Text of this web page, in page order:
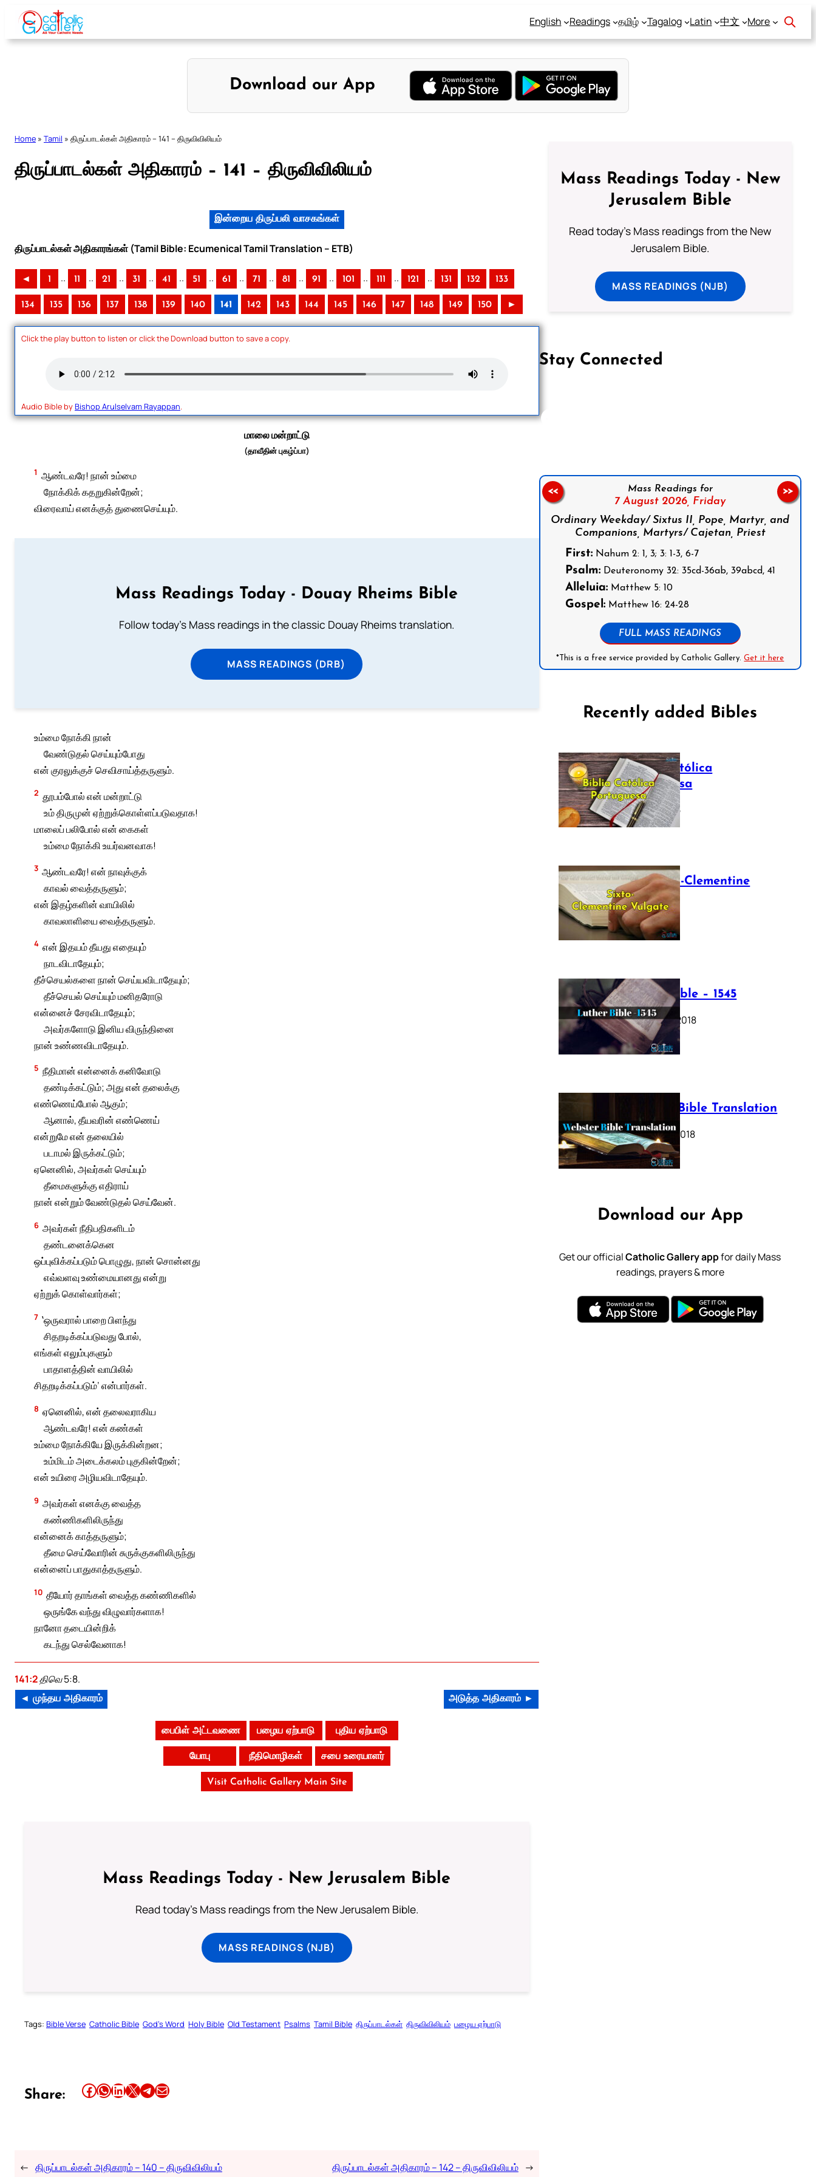
Skip
content
English Readings தமிழ் Tagalog Latin 中文 More
Download our App
Home » Tamil » திருப்பாடல்கள் அதிகாரம் – 141 – திருவிவிலியம்
திருப்பாடல்கள் அதிகாரம் – 141 – திருவிவிலியம்
இன்றைய திருப்பலி வாசகங்கள்
திருப்பாடல்கள் அதிகாரங்கள் (Tamil Bible: Ecumenical Tamil Translation – ETB)
◄ 1 .. 11 .. 21 .. 31 .. 41 .. 51 .. 61 .. 71 .. 81 .. 91 .. 101 .. 111 .. 121 .. 131 132 133
134 135 136 137 138 139 140 141 142 143 144 145 146 147 148 149 150 ►
Click the play button to listen or click the Download button to save a copy.
Audio Bible byBishop Arulselvam Rayappan.
மாலை மன்றாட்டு
(தாவீதின் புகழ்ப்பா)
1 ஆண்டவரே! நான் உம்மை
நோக்கிக் கதறுகின்றேன்;
விரைவாய் எனக்குத் துணைசெய்யும்.
Mass Readings Today - Douay Rheims Bible
Follow today's Mass readings in the classic Douay Rheims translation.
MASS READINGS (DRB)
உம்மை நோக்கி நான்
வேண்டுதல் செய்யும்போது
என் குரலுக்குச் செவிசாய்த்தருளும்.
2 தூபம்போல் என் மன்றாட்டு
உம் திருமுன் ஏற்றுக்கொள்ளப்படுவதாக!
மாலைப் பலிபோல் என் கைகள்
உம்மை நோக்கி உயர்வனவாக!
3 ஆண்டவரே! என் நாவுக்குக்
காவல் வைத்தருளும்;
என் இதழ்களின் வாயிலில்
காவலாளியை வைத்தருளும்.
4 என் இதயம் தீயது எதையும்
நாடவிடாதேயும்;
தீச்செயல்களை நான் செய்யவிடாதேயும்;
தீச்செயல் செய்யும் மனிதரோடு
என்னைச் சேரவிடாதேயும்;
அவர்களோடு இனிய விருந்தினை
நான் உண்ணவிடாதேயும்.
5 நீதிமான் என்னைக் கனிவோடு
தண்டிக்கட்டும்; அது என் தலைக்கு
எண்ணெய்போல் ஆகும்;
ஆனால், தீயவரின் எண்ணெய்
என்றுமே என் தலையில்
படாமல் இருக்கட்டும்;
ஏனெனில், அவர்கள் செய்யும்
தீமைகளுக்கு எதிராய்
நான் என்றும் வேண்டுதல் செய்வேன்.
6 அவர்கள் நீதிபதிகளிடம்
தண்டனைக்கென
ஒப்புவிக்கப்படும் பொழுது, நான் சொன்னது
எவ்வளவு உண்மையானது என்று
ஏற்றுக் கொள்வார்கள்;
7 ‛ஒருவரால் பாறை பிளந்து
சிதறடிக்கப்படுவது போல்,
எங்கள் எலும்புகளும்
பாதாளத்தின் வாயிலில்
சிதறடிக்கப்படும்’ என்பார்கள்.
8 ஏனெனில், என் தலைவராகிய
ஆண்டவரே! என் கண்கள்
உம்மை நோக்கியே இருக்கின்றன;
உம்மிடம் அடைக்கலம் புகுகின்றேன்;
என் உயிரை அழியவிடாதேயும்.
9 அவர்கள் எனக்கு வைத்த
கண்ணிகளிலிருந்து
என்னைக் காத்தருளும்;
தீமை செய்வோரின் சுருக்குகளிலிருந்து
என்னைப் பாதுகாத்தருளும்.
10 தீயோர் தாங்கள் வைத்த கண்ணிகளில்
ஒருங்கே வந்து விழுவார்களாக!
நானோ தடையின்றிக்
கடந்து செல்வேனாக!
141:2திவெ 5:8.
◄ முந்தய அதிகாரம் அடுத்த அதிகாரம் ►
பைபிள் அட்டவணை பழைய ஏற்பாடு புதிய ஏற்பாடு
யோபு நீதிமொழிகள் சபை உரையாளர்
Visit Catholic Gallery Main Site
Mass Readings Today - New Jerusalem Bible
Read today's Mass readings from the New Jerusalem Bible.
MASS READINGS (NJB)
Tags: Bible Verse Catholic Bible God’s Word Holy Bible Old Testament Psalms Tamil Bible திருப்பாடல்கள் திருவிவிலியம் பழைய ஏற்பாடு
Share: Share this article on Facebook Share this article on WhatsApp Share this article on LinkedIn Share this article on X Share this article on TelegramEmail this Article
← திருப்பாடல்கள் அதிகாரம் – 140 – திருவிவிலியம் திருப்பாடல்கள் அதிகாரம் – 142 – திருவிவிலியம் →
Mass Readings Today - New
Jerusalem Bible
Read today's Mass readings from the New
Jerusalem Bible.
MASS READINGS (NJB)
Stay Connected
Follow us on Facebook
Mass Readings for
7 August 2026, Friday
Ordinary Weekday/ Sixtus II, Pope, Martyr, and
Companions, Martyrs/ Cajetan, Priest
First:Nahum 2: 1, 3; 3: 1-3, 6-7
Psalm:Deuteronomy 32: 35cd-36ab, 39abcd, 41
Alleluia:Matthew 5: 10
Gospel:Matthew 16: 24-28
FULL MASS READINGS
*This is a free service provided by Catholic Gallery.Get it here
<< >>
Recently added Bibles
Bíblia Católica
Portuguesa
July 16, 2025
The Sixto-Clementine
Vulgate
July 12, 2025
Luther Bible – 1545
October 17, 2018
Webster Bible Translation
October 11, 2018
Download our App
Get our officialCatholic Gallery appfor daily Mass
readings, prayers & more